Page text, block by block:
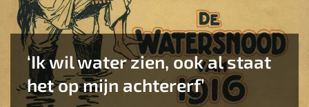
‘Ik wil water zien, ook al staat
het op mijn achtererf’